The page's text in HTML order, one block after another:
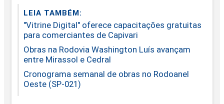
LEIA TAMBÉM:
"Vitrine Digital" oferece capacitações gratuitas
para comerciantes de Capivari
Obras na Rodovia Washington Luís avançam
entre Mirassol e Cedral
Cronograma semanal de obras no Rodoanel
Oeste (SP-021)